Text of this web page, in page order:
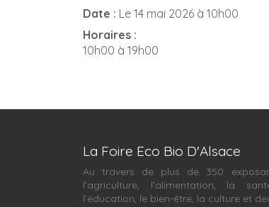
Date : Le 14 mai 2026 à 10h00
Horaires :
10h00 à 19h00
La Foire Eco Bio D'Alsace
Au travers de plus de 350
l’agriculture, l’alimentation, la
l’éducation, le bien-être, la culture et